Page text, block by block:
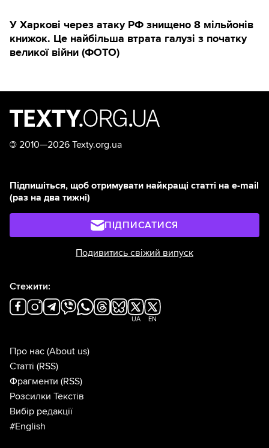
У Харкові через атаку РФ знищено 8 мільйонів
книжок. Це найбільша втрата галузі з початку
великої війни (ФОТО)
© 2010—2026 Texty.org.ua
Підпишіться, щоб отримувати найкращі статті на e-mail
(раз на два тижні)
ПІДПИСАТИСЯ
Подивитись свіжий випуск
Стежити:
UA EN
Про нас (About us)
Статті (RSS)
Фрагменти (RSS)
Розсилки Текстів
Вибір редакції
#English